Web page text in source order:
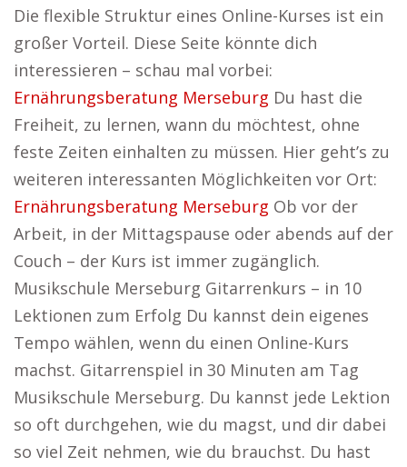
Die flexible Struktur eines Online-Kurses ist ein
großer Vorteil. Diese Seite könnte dich
interessieren – schau mal vorbei:
Ernährungsberatung Merseburg Du hast die
Freiheit, zu lernen, wann du möchtest, ohne
feste Zeiten einhalten zu müssen. Hier geht’s zu
weiteren interessanten Möglichkeiten vor Ort:
Ernährungsberatung Merseburg Ob vor der
Arbeit, in der Mittagspause oder abends auf der
Couch – der Kurs ist immer zugänglich.
Musikschule Merseburg Gitarrenkurs – in 10
Lektionen zum Erfolg Du kannst dein eigenes
Tempo wählen, wenn du einen Online-Kurs
machst. Gitarrenspiel in 30 Minuten am Tag
Musikschule Merseburg. Du kannst jede Lektion
so oft durchgehen, wie du magst, und dir dabei
so viel Zeit nehmen, wie du brauchst. Du hast